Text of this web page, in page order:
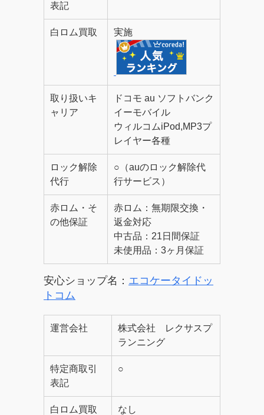
表記
白ロム買取 実施
取り扱いキ
ャリア
ドコモ au ソフトバンク
イーモバイル
ウィルコムiPod,MP3プ
レイヤー各種
ロック解除
代行
○（auのロック解除代
行サービス）
赤ロム・そ
の他保証
赤ロム：無期限交換・
返金対応
中古品：21日間保証
未使用品：3ヶ月保証
安心ショップ名： エコケータイドッ
トコム
運営会社
株式会社 レクサスプ
ランニング
特定商取引
表記
○
白ロム買取 なし